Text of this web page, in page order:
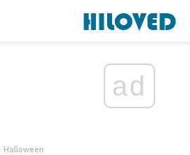
ad
Halloween